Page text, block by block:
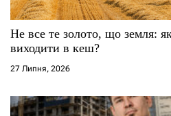
Не все те золото, що земля:
виходити в кеш?
27 Липня, 2026